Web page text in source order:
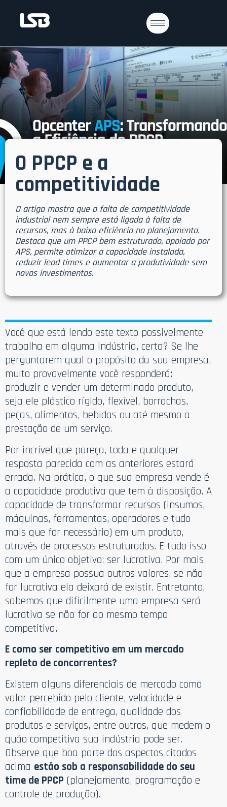
O PPCP e a
competitividade
O artigo mostra que a falta de competitividade
industrial nem sempre está ligada à falta de
recursos, mas à baixa eficiência no planejamento.
Destaca que um PPCP bem estruturado, apoiado por
APS, permite otimizar a capacidade instalada,
reduzir lead times e aumentar a produtividade sem
novos investimentos.
Você que está lendo este texto possivelmente
trabalha em alguma indústria, certo? Se lhe
perguntarem qual o propósito da sua empresa,
muito provavelmente você responderá:
produzir e vender um determinado produto,
seja ele plástico rígido, flexível, borrachas,
peças, alimentos, bebidas ou até mesmo a
prestação de um serviço.
Por incrível que pareça, toda e qualquer
resposta parecida com as anteriores estará
errada. Na prática, o que sua empresa vende é
a capacidade produtiva que tem à disposição. A
capacidade de transformar recursos (insumos,
máquinas, ferramentas, operadores e tudo
mais que for necessário) em um produto,
através de processos estruturados. E tudo isso
com um único objetivo: ser lucrativa. Por mais
que a empresa possua outros valores, se não
for lucrativa ela deixará de existir. Entretanto,
sabemos que dificilmente uma empresa será
lucrativa se não for ao mesmo tempo
competitiva.
E como ser competitivo em um mercado
repleto de concorrentes?
Existem alguns diferenciais de mercado como
valor percebido pelo cliente, velocidade e
confiabilidade de entrega, qualidade dos
produtos e serviços, entre outros, que medem o
quão competitiva sua indústria pode ser.
Observe que boa parte dos aspectos citados
acima estão sob a responsabilidade do seu
time de PPCP (planejamento, programação e
controle de produção).